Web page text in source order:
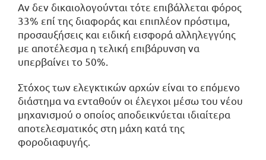
Αν δεν δικαιολογούνται τότε επιβάλλεται φόρος
33% επί της διαφοράς και επιπλέον πρόστιμα,
προσαυξήσεις και ειδική εισφορά αλληλεγγύης
με αποτέλεσμα η τελική επιβάρυνση να
υπερβαίνει το 50%.
Στόχος των ελεγκτικών αρχών είναι το επόμενο
διάστημα να ενταθούν οι έλεγχοι μέσω του νέου
μηχανισμού ο οποίος αποδεικνύεται ιδιαίτερα
αποτελεσματικός στη μάχη κατά της
φοροδιαφυγής.